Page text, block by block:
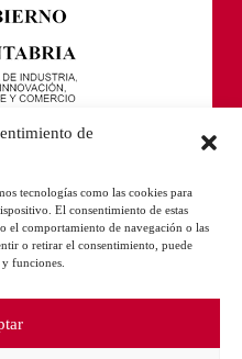
de
tecnologías como las cookies para
El consentimiento de estas
el comportamiento de navegación o las
o retirar el consentimiento, puede
funciones.